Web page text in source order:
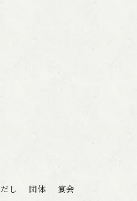
だし 団体 宴会